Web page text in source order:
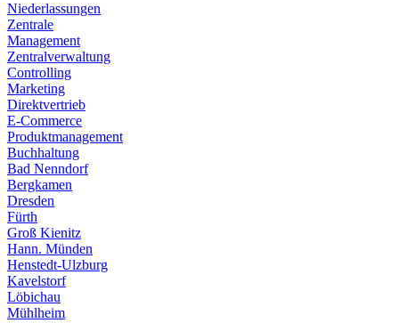
Niederlassungen
Zentrale
Management
Zentralverwaltung
Controlling
Marketing
Direktvertrieb
E-Commerce
Produktmanagement
Buchhaltung
Bad Nenndorf
Bergkamen
Dresden
Fürth
Groß Kienitz
Hann. Münden
Henstedt-Ulzburg
Kavelstorf
Löbichau
Mühlheim